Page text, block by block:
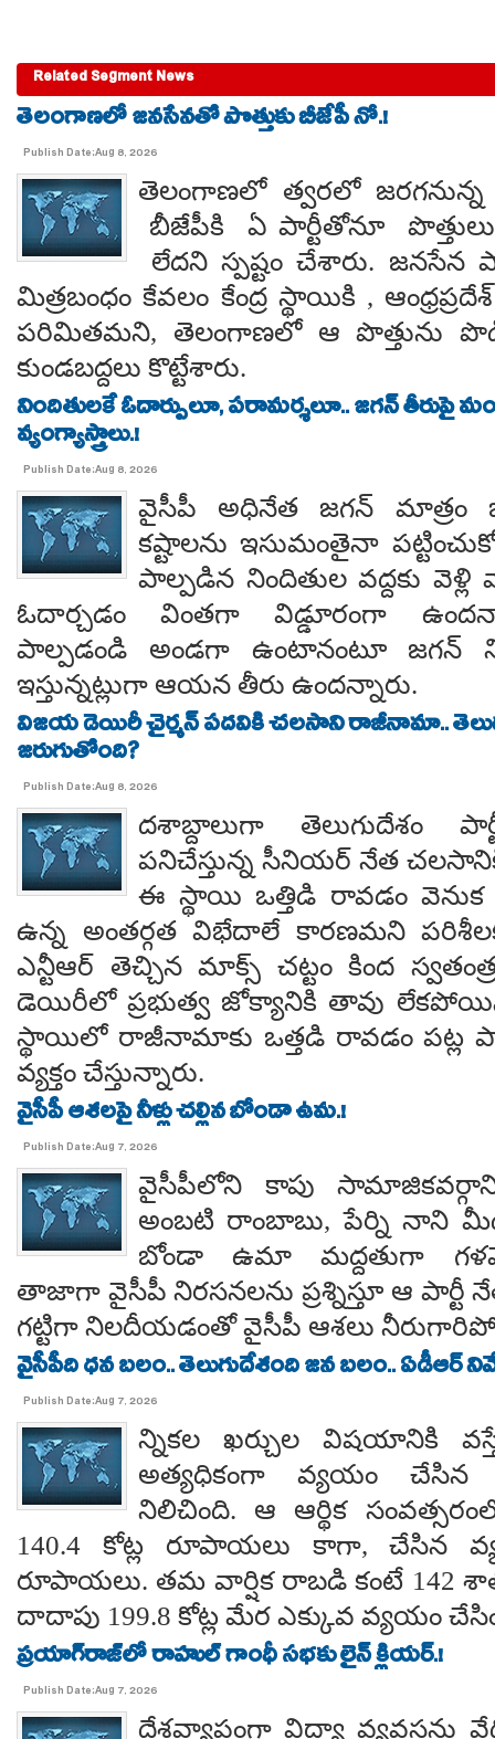
Related Segment News
తెలంగాణలో జనసేనతో పొత్తుకు బీజేపీ నో.!
Publish Date:Aug 8, 2026
తెలంగాణలో త్వరలో
బీజేపీకి ఏ పార్టీతోనూ పొత్తులు
లేదని స్పష్టం చేశారు. జనసేన
మిత్రబంధం కేవలం కేంద్ర స్థాయికి ,
పరిమితమని, తెలంగాణలో ఆ పొత్తును
కుండబద్దలు కొట్టేశారు.
నిందితులకే ఓదార్పులూ, పరామర్శలూ.. జగన్ తీరుపై
వ్యంగ్యాస్త్రాలు.!
Publish Date:Aug 8, 2026
వైసీపీ అధినేత జగన్ మాత్రం
కష్టాలను ఇసుమంతైనా
పాల్పడిన నిందితుల వద్దకు
ఓదార్చడం వింతగా విడ్డూరంగా
పాల్పడండి అండగా ఉంటానంటూ జగన్
ఇస్తున్నట్లుగా ఆయన తీరు ఉందన్నారు.
విజయ డెయిరీ చైర్మన్ పదవికి చలసాని రాజీనామా..
జరుగుతోంది?
Publish Date:Aug 8, 2026
దశాబ్దాలుగా తెలుగుదేశం
పనిచేస్తున్న సీనియర్ నేత
ఈ స్థాయి ఒత్తిడి రావడం వెనుక
ఉన్న అంతర్గత విభేదాలే కారణమని
ఎన్టీఆర్ తెచ్చిన మాక్స్ చట్టం కింద
డెయిరీలో ప్రభుత్వ జోక్యానికి తావు
స్థాయిలో రాజీనామాకు ఒత్తడి రావడం పట్ల
వ్యక్తం చేస్తున్నారు.
వైసీపీ ఆశలపై నీళ్లు చల్లిన బోండా ఉమ.!
Publish Date:Aug 7, 2026
వైసీపీలోని కాపు
అంబటి రాంబాబు, పేర్ని నాని
బోండా ఉమా మద్దతుగా
తాజాగా వైసీపీ నిరసనలను ప్రశ్నిస్తూ ఆ
గట్టిగా నిలదీయడంతో వైసీపీ ఆశలు
వైసీపీది ధన బలం.. తెలుగుదేశంది జన బలం.. ఏడీఆర్
Publish Date:Aug 7, 2026
న్నికల ఖర్చుల విషయానికి
అత్యధికంగా వ్యయం చేసిన
నిలిచింది. ఆ ఆర్థిక
140.4 కోట్ల రూపాయలు కాగా, చేసిన
రూపాయలు. తమ వార్షిక రాబడి కంటే 142
దాదాపు 199.8 కోట్ల మేర ఎక్కువ వ్యయం
ప్రయాగ్‌రాజ్‌లో రాహుల్ గాంధీ సభకు లైన్ క్లియర్.!
Publish Date:Aug 7, 2026
దేశవ్యాప్తంగా విద్యా వ్యవస్థను